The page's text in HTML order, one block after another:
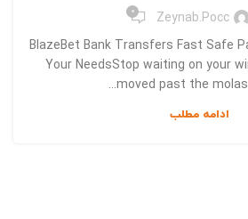
Zeynab.pocc
0
BlazeBet Bank Transfers Fast Safe
Your NeedsStop waiting on your
moved past the
ادامه مطلب